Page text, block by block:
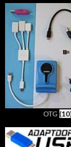
OTG